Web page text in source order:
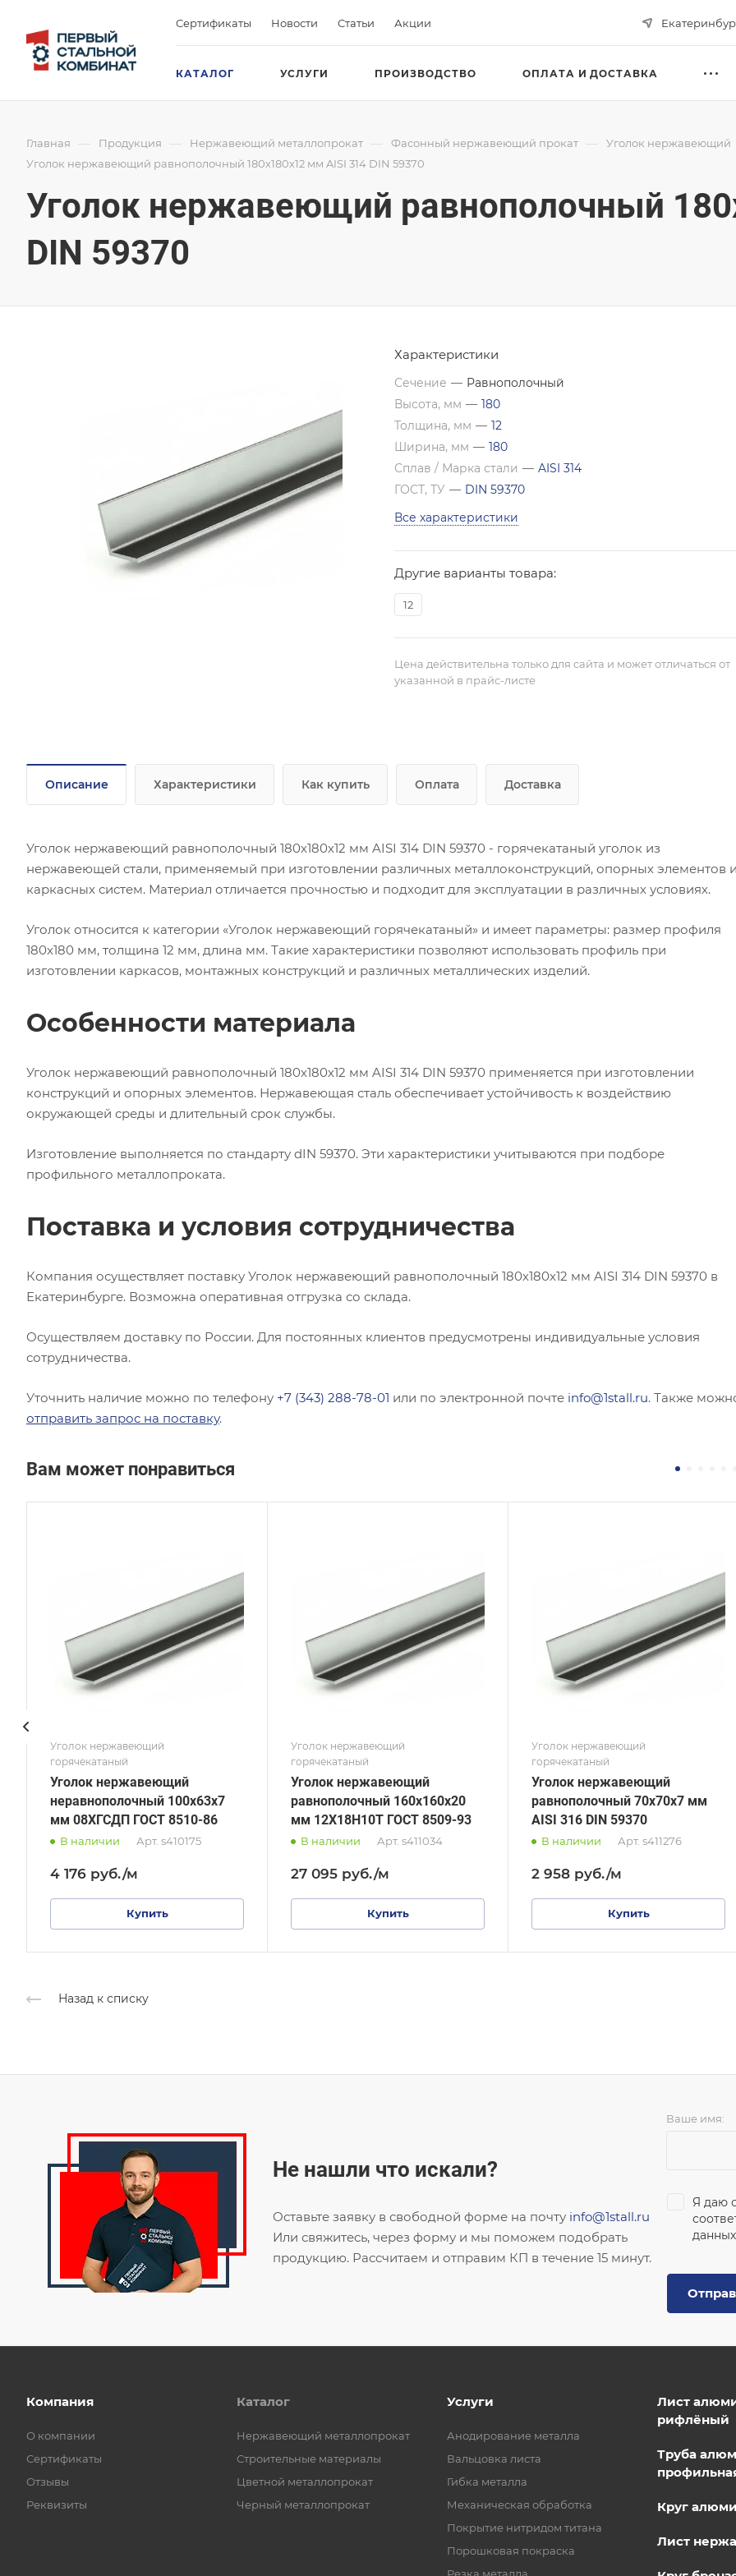
Сертификаты Новости Статьи Акции
КАТАЛОГ УСЛУГИ ПРОИЗВОДСТВО ОПЛАТА И ДОСТАВКА
Главная — Продукция — Нержавеющий металлопрокат — Фасонный нержавеющий прокат —
Уголок нержавеющий
Уголок нержавеющий равнополочный 180х180х12 мм AISI 314 DIN 59370
Уголок нержавеющий равнополочный
DIN 59370
Характеристики
Сечение — Равнополочный
Высота, мм — 180
Толщина, мм — 12
Ширина, мм — 180
Сплав / Марка стали — AISI 314
ГОСТ, ТУ — DIN 59370
Все характеристики
Другие варианты товара:
12
Цена действительна только для сайта и может отличаться от
указанной в прайс-листе
Описание Характеристики Как купить Оплата Доставка
Уголок нержавеющий равнополочный 180х180х12 мм AISI 314 DIN 59370 - горячекатаный уголок из
нержавеющей стали, применяемый при изготовлении различных металлоконструкций, опорных элементов
каркасных систем. Материал отличается прочностью и подходит для эксплуатации в различных условиях.
Уголок относится к категории «Уголок нержавеющий горячекатаный» и имеет параметры: размер профиля
180х180 мм, толщина 12 мм, длина мм. Такие характеристики позволяют использовать профиль при
изготовлении каркасов, монтажных конструкций и различных металлических изделий.
Особенности материала
Уголок нержавеющий равнополочный 180х180х12 мм AISI 314 DIN 59370 применяется при изготовлении
конструкций и опорных элементов. Нержавеющая сталь обеспечивает устойчивость к воздействию
окружающей среды и длительный срок службы.
Изготовление выполняется по стандарту dIN 59370. Эти характеристики учитываются при подборе
профильного металлопроката.
Поставка и условия сотрудничества
Компания осуществляет поставку Уголок нержавеющий равнополочный 180х180х12 мм AISI 314 DIN 59370 в
Екатеринбурге. Возможна оперативная отгрузка со склада.
Осуществляем доставку по России. Для постоянных клиентов предусмотрены индивидуальные условия
сотрудничества.
Уточнить наличие можно по телефону +7 (343) 288-78-01 или по электронной почте info@1stall.ru. Также
отправить запрос на поставку.
Вам может понравиться
Уголок нержавеющий
горячекатаный
Уголок нержавеющий
неравнополочный 100х63х7
мм 08ХГСДП ГОСТ 8510-86
В наличии Арт. s410175
4 176 руб./м
Купить
Толщина, мм
20
Сплав / Марка стали
12Х18Н10Т
ГОСТ, ТУ
шлифованная
Уголок нержавеющий
горячекатаный
Уголок нержавеющий
равнополочный 160х160х20
мм 12Х18Н10Т ГОСТ 8509-93
В наличии Арт. s411034
27 095 руб./м
Купить
Толщина, мм
7
Сплав / Марка стали
AISI 316
ГОСТ, ТУ
шлифованная
Уголок нержавеющий
горячекатаный
Уголок нержавеющий
равнополочный 70х70х7 мм
AISI 316 DIN 59370
В наличии Арт. s411276
2 958 руб./м
Купить
Толщина, мм
12
Сплав / Марка стали
AISI 430
ГОСТ, ТУ
Зеркальная
Назад к списку
Не нашли что искали?
Оставьте заявку в свободной форме на почту info@1stall.ru
Или свяжитесь, через форму и мы поможем подобрать
продукцию. Рассчитаем и отправим КП в течение 15 минут.
Ваше имя:
Я даю
данных
Компания
О компании
Сертификаты
Отзывы
Реквизиты
Каталог
Нержавеющий металлопрокат
Строительные материалы
Цветной металлопрокат
Черный металлопрокат
Услуги
Анодирование металла
Вальцовка листа
Гибка металла
Механическая обработка
Покрытие нитридом титана
Порошковая покраска
Лист
рифлёный
Труба
Круг
Лист